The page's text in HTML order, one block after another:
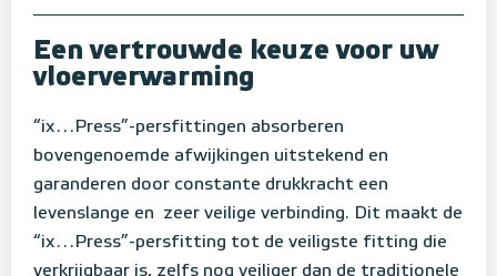
Een vertrouwde keuze voor uw
vloerverwarming
“ix…Press”-persfittingen absorberen
bovengenoemde afwijkingen uitstekend en
garanderen door constante drukkracht een
levenslange en zeer veilige verbinding. Dit maakt de
“ix…Press”-persfitting tot de veiligste fitting die
verkrijgbaar is, zelfs nog veiliger dan de traditionele